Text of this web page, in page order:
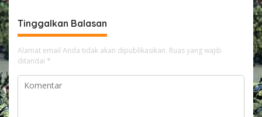
Tinggalkan Balasan
Alamat email Anda tidak akan dipublikasikan. Ruas yang wajib
ditandai *